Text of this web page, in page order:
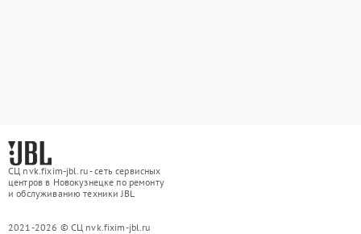
СЦ nvk.fixim-jbl.ru - сеть сервисных
центров в Новокузнецке по ремонту
и обслуживанию техники JBL
2021-2026 © СЦ nvk.fixim-jbl.ru